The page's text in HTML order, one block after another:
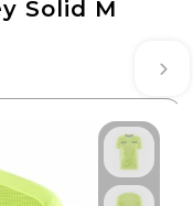
Solid M